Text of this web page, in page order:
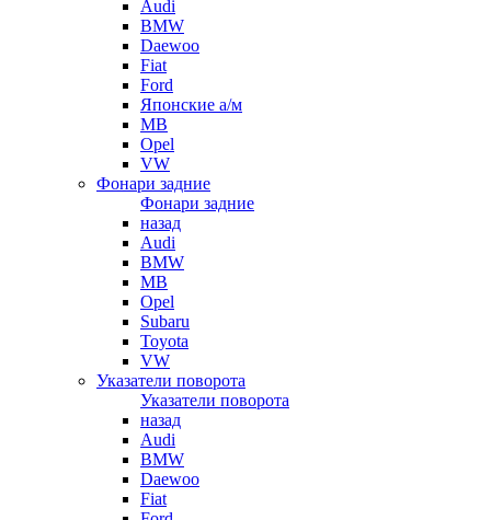
Audi
BMW
Daewoo
Fiat
Ford
Японские а/м
MB
Opel
VW
Фонари задние
Фонари задние
назад
Audi
BMW
MB
Opel
Subaru
Toyota
VW
Указатели поворота
Указатели поворота
назад
Audi
BMW
Daewoo
Fiat